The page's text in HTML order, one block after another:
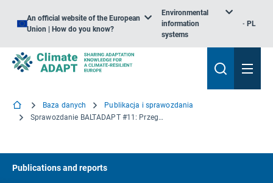
An official website of the European
Union | How do you know?
Environmental
information
systems
PL
Baza danych
Publikacja i sprawozdania
Sprawozdanie BALTADAPT #11: Przegląd dialogów zainteresowanych stron w ramach projektów związanych z przystosowaniem się do zmiany klimatu w regionie Morza Bałtyckiego
Publications and reports